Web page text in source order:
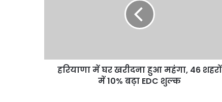
में
हरियाणा में घर खरीदना हुआ महंगा, 46 शहरों
में 10% बढ़ा EDC शुल्क